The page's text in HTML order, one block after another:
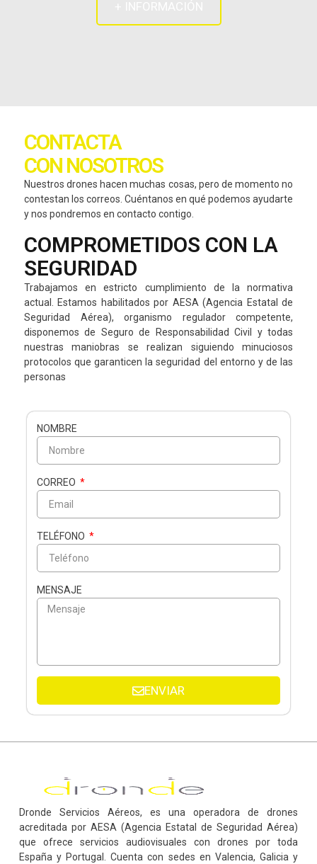
CONTACTA
CON NOSOTROS
Nuestros drones hacen muchas cosas, pero de momento no
contestan los correos. Cuéntanos en qué podemos ayudarte
y nos pondremos en contacto contigo.
COMPROMETIDOS CON LA
SEGURIDAD
Trabajamos en estricto cumplimiento de la normativa
actual. Estamos habilitados por AESA (Agencia Estatal de
Seguridad Aérea), organismo regulador competente,
disponemos de Seguro de Responsabilidad Civil y todas
nuestras maniobras se realizan siguiendo minuciosos
protocolos que garanticen la seguridad del entorno y de las
personas
NOMBRE
CORREO
TELÉFONO
MENSAJE
ENVIAR
Dronde Servicios Aéreos, es una operadora de drones
acreditada por AESA (Agencia Estatal de Seguridad Aérea)
que ofrece servicios audiovisuales con drones por toda
España y Portugal. Cuenta con sedes en Valencia, Galicia y